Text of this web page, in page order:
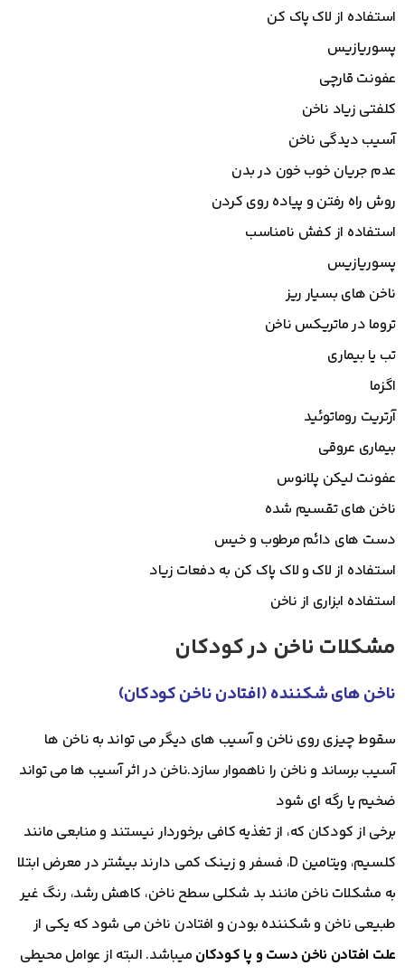
استفاده از لاک پاک کن
پسوریازیس
عفونت قارچی
کلفتی زیاد ناخن
آسیب دیدگی ناخن
عدم جریان خوب خون در بدن
روش راه رفتن و پیاده روی کردن
استفاده از کفش نامناسب
پسوریازیس
ناخن های بسیار ریز
تروما در ماتریکس ناخن
تب یا بیماری
اگزما
آرتریت روماتوئید
بیماری عروقی
عفونت لیکن پلانوس
ناخن های تقسیم شده
دست های دائم مرطوب و خیس
استفاده از لاک و لاک پاک کن به دفعات زیاد
استفاده ابزاری از ناخن
مشکلات ناخن در کودکان
ناخن های شکننده (افتادن ناخن کودکان)
سقوط چیزی روی ناخن و آسیب های دیگر می تواند به ناخن ها
آسیب برساند و ناخن را ناهموار سازد.ناخن در اثر آسیب ها می تواند
ضخیم یا رگه ای شود
برخی از کودکان که، از تغذیه کافی برخوردار نیستند و منابعی مانند
کلسیم، ویتامین D، فسفر و زینک کمی دارند بیشتر در معرض ابتلا
به مشکلات ناخن مانند بد شکلی سطح ناخن، کاهش رشد، رنگ غیر
طبیعی ناخن و شکننده بودن و افتادن ناخن می شود که یکی از
علت افتادن ناخن دست و پا کودکان میباشد. البته از عوامل محیطی